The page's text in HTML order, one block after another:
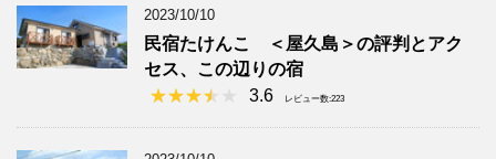
2023/10/10
民宿たけんこ ＜屋久島＞の評判とアク
セス、この辺りの宿
3.6
レビュー数:223